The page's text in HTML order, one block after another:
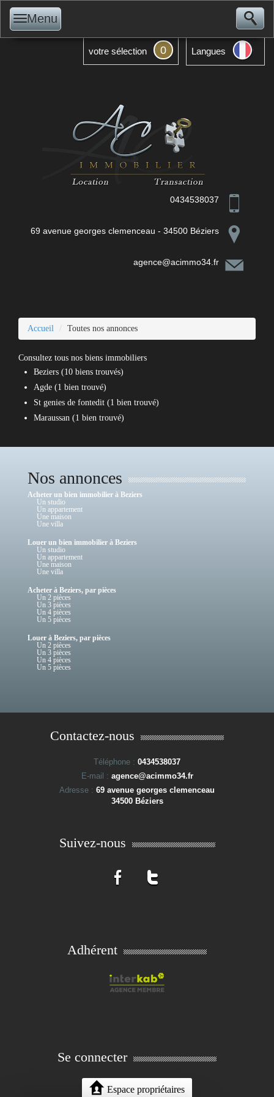
votre sélection 0 Langues
0434538037
69 avenue georges clemenceau - 34500 Béziers
agence@acimmo34.fr
Menu
Accueil Toutes nos annonces
Consultez tous nos biens immobiliers
Beziers (10 biens trouvés)
Agde (1 bien trouvé)
St genies de fontedit (1 bien trouvé)
Maraussan (1 bien trouvé)
Nos annonces
Acheter un bien immobilier à Beziers
Un studio
Un appartement
Une maison
Une villa
Louer un bien immobilier à Beziers
Un studio
Un appartement
Une maison
Une villa
Acheter à Beziers, par pièces
Un 2 pièces
Un 3 pièces
Un 4 pièces
Un 5 pièces
Louer à Beziers, par pièces
Un 2 pièces
Un 3 pièces
Un 4 pièces
Un 5 pièces
Contactez-nous
Téléphone : 0434538037
E-mail : agence@acimmo34.fr
Adresse : 69 avenue georges clemenceau
34500 Béziers
Suivez-nous
Adhérent
Se connecter
Espace propriétaires